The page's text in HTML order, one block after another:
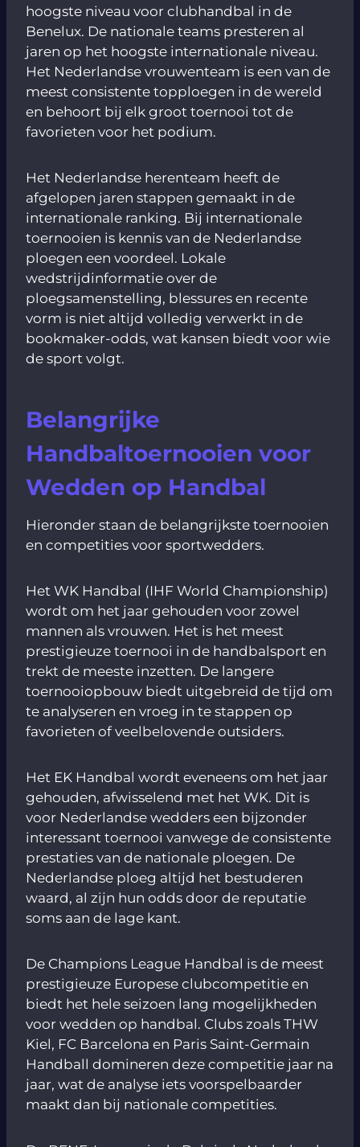
hoogste niveau voor clubhandbal in de
Benelux. De nationale teams presteren al
jaren op het hoogste internationale niveau.
Het Nederlandse vrouwenteam is een van de
meest consistente topploegen in de wereld
en behoort bij elk groot toernooi tot de
favorieten voor het podium.
Het Nederlandse herenteam heeft de
afgelopen jaren stappen gemaakt in de
internationale ranking. Bij internationale
toernooien is kennis van de Nederlandse
ploegen een voordeel. Lokale
wedstrijdinformatie over de
ploegsamenstelling, blessures en recente
vorm is niet altijd volledig verwerkt in de
bookmaker-odds, wat kansen biedt voor wie
de sport volgt.
Belangrijke
Handbaltoernooien voor
Wedden op Handbal
Hieronder staan de belangrijkste toernooien
en competities voor sportwedders.
Het WK Handbal (IHF World Championship)
wordt om het jaar gehouden voor zowel
mannen als vrouwen. Het is het meest
prestigieuze toernooi in de handbalsport en
trekt de meeste inzetten. De langere
toernooiopbouw biedt uitgebreid de tijd om
te analyseren en vroeg in te stappen op
favorieten of veelbelovende outsiders.
Het EK Handbal wordt eveneens om het jaar
gehouden, afwisselend met het WK. Dit is
voor Nederlandse wedders een bijzonder
interessant toernooi vanwege de consistente
prestaties van de nationale ploegen. De
Nederlandse ploeg altijd het bestuderen
waard, al zijn hun odds door de reputatie
soms aan de lage kant.
De Champions League Handbal is de meest
prestigieuze Europese clubcompetitie en
biedt het hele seizoen lang mogelijkheden
voor wedden op handbal. Clubs zoals THW
Kiel, FC Barcelona en Paris Saint-Germain
Handball domineren deze competitie jaar na
jaar, wat de analyse iets voorspelbaarder
maakt dan bij nationale competities.